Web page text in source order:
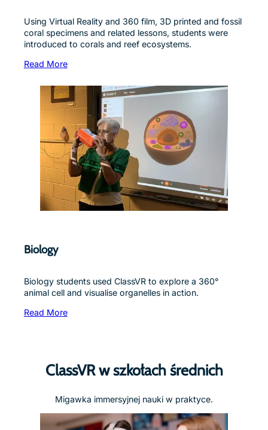
Using Virtual Reality and 360 film, 3D printed and fossil
coral specimens and related lessons, students were
introduced to corals and reef ecosystems.
Read More
Biology
Biology students used ClassVR to explore a 360°
animal cell and visualise organelles in action.
Read More
ClassVR w szkołach średnich
Migawka immersyjnej nauki w praktyce.